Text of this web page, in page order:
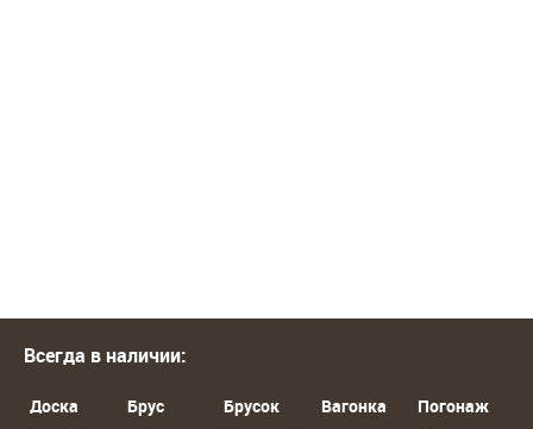
Всегда в наличии:
Доска Брус Брусок Вагонка
Погонаж